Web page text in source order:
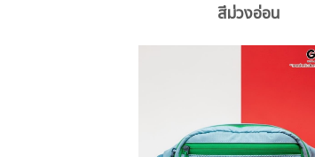
สีม่วงอ่อน